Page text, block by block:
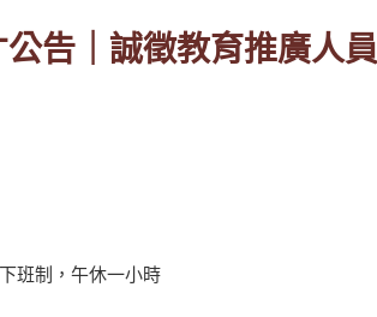
公告｜誠徵教育推廣人員
班制，午休一小時